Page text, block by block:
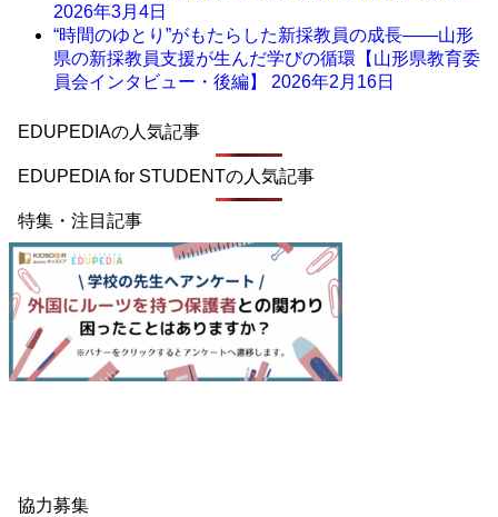
2026年3月4日
“時間のゆとり”がもたらした新採教員の成長――山形
県の新採教員支援が生んだ学びの循環【山形県教育委
員会インタビュー・後編】 2026年2月16日
EDUPEDIAの人気記事
EDUPEDIA for STUDENTの人気記事
特集・注目記事
協力募集